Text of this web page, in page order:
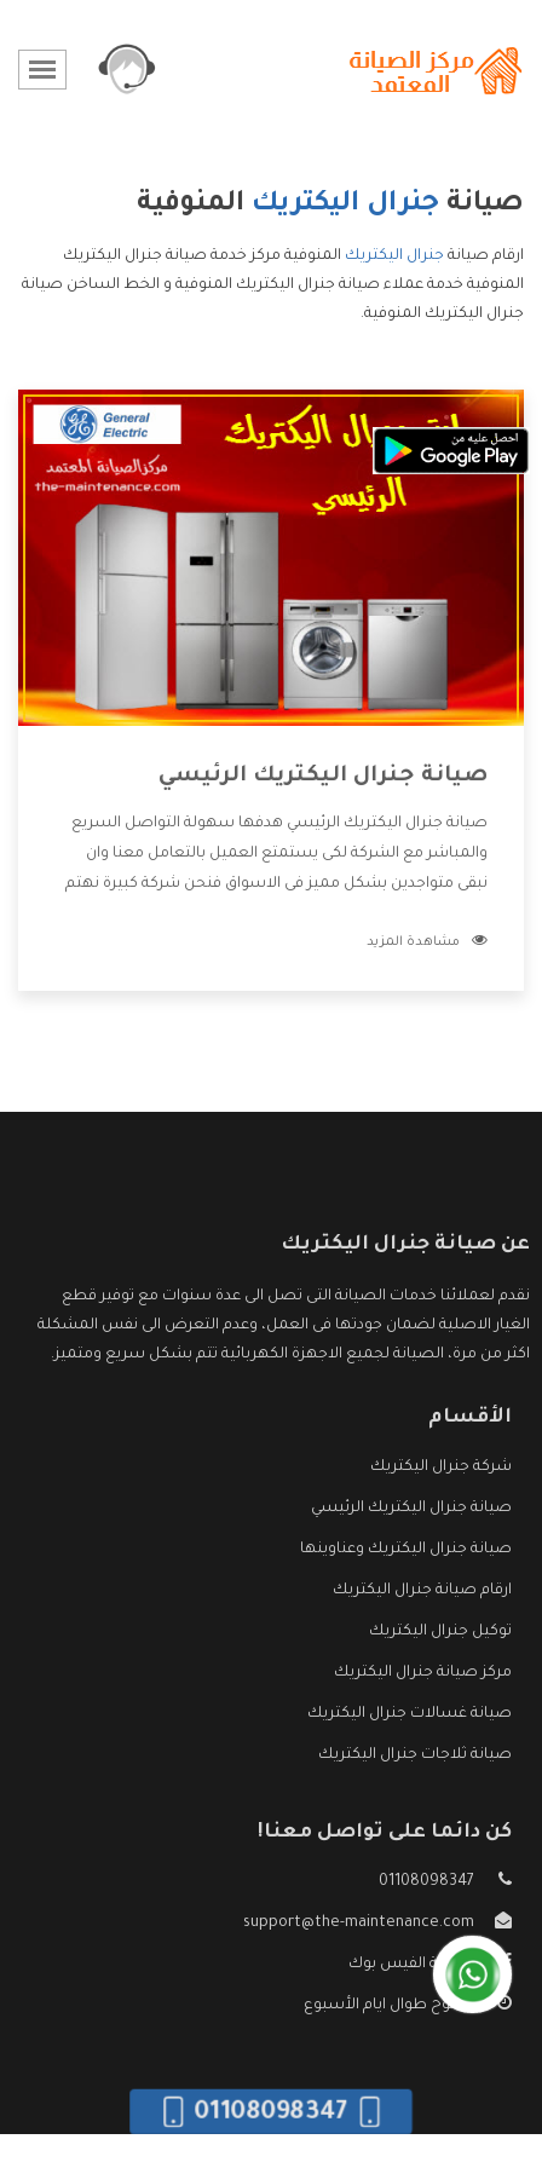
صيانة جنرال اليكتريك المنوفية
ارقام صيانة جنرال اليكتريك المنوفية مركز خدمة صيانة جنرال اليكتريك
المنوفية خدمة عملاء صيانة جنرال اليكتريك المنوفية و الخط الساخن صيانة
جنرال اليكتريك المنوفية.
صيانة جنرال اليكتريك الرئيسي
صيانة جنرال اليكتريك الرئيسي هدفها سهولة التواصل السريع
والمباشر مع الشركة لكى يستمتع العميل بالتعامل معنا وان
نبقى متواجدين بشكل مميز فى الاسواق فنحن شركة كبيرة نهتم
الشركة بها والتى تكون منها خدمة الصيانة التى تكون من أهم
مشاهدة المزيد
عن صيانة جنرال اليكتريك
نقدم لعملائنا خدمات الصيانة التى تصل الى عدة سنوات مع توفير قطع
الغيار الاصلية لضمان جودتها فى العمل، وعدم التعرض الى نفس المشكلة
اكثر من مرة، الصيانة لجميع الاجهزة الكهربائية تتم بشكل سريع ومتميز.
الأقسام
شركة جنرال اليكتريك
صيانة جنرال اليكتريك الرئيسي
صيانة جنرال اليكتريك وعناوينها
ارقام صيانة جنرال اليكتريك
توكيل جنرال اليكتريك
مركز صيانة جنرال اليكتريك
صيانة غسالات جنرال اليكتريك
صيانة ثلاجات جنرال اليكتريك
كن دائما على تواصل معنا!
01108098347
support@the-maintenance.com
صفحة الفيس بوك
مفتوح طوال ايام الأسبوع
01108098347